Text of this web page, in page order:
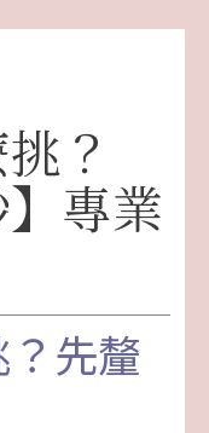
？
】專業
先釐